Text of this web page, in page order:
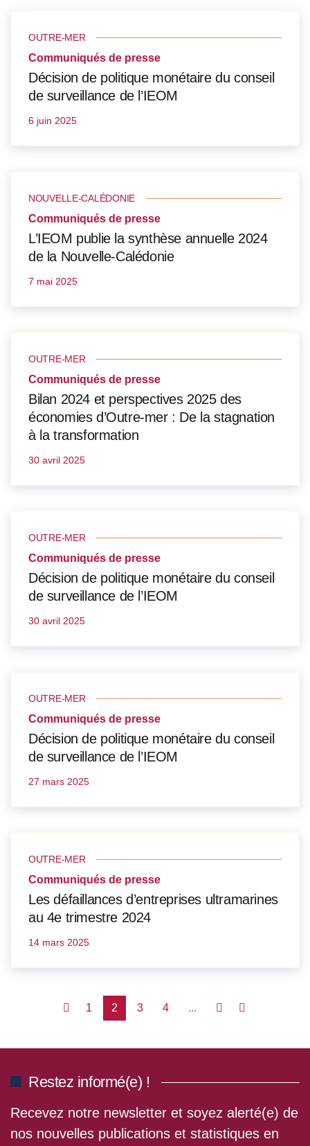
OUTRE-MER
Communiqués de presse
Décision de politique monétaire du conseil
de surveillance de l’IEOM
6 juin 2025
NOUVELLE-CALÉDONIE
Communiqués de presse
L’IEOM publie la synthèse annuelle 2024
de la Nouvelle-Calédonie
7 mai 2025
OUTRE-MER
Communiqués de presse
Bilan 2024 et perspectives 2025 des
économies d’Outre-mer : De la stagnation
à la transformation
30 avril 2025
OUTRE-MER
Communiqués de presse
Décision de politique monétaire du conseil
de surveillance de l’IEOM
30 avril 2025
OUTRE-MER
Communiqués de presse
Décision de politique monétaire du conseil
de surveillance de l’IEOM
27 mars 2025
OUTRE-MER
Communiqués de presse
Les défaillances d’entreprises ultramarines
au 4e trimestre 2024
14 mars 2025
1 2 3 4 ...
Restez informé(e) !
Recevez notre newsletter et soyez alerté(e) de
nos nouvelles publications et statistiques en